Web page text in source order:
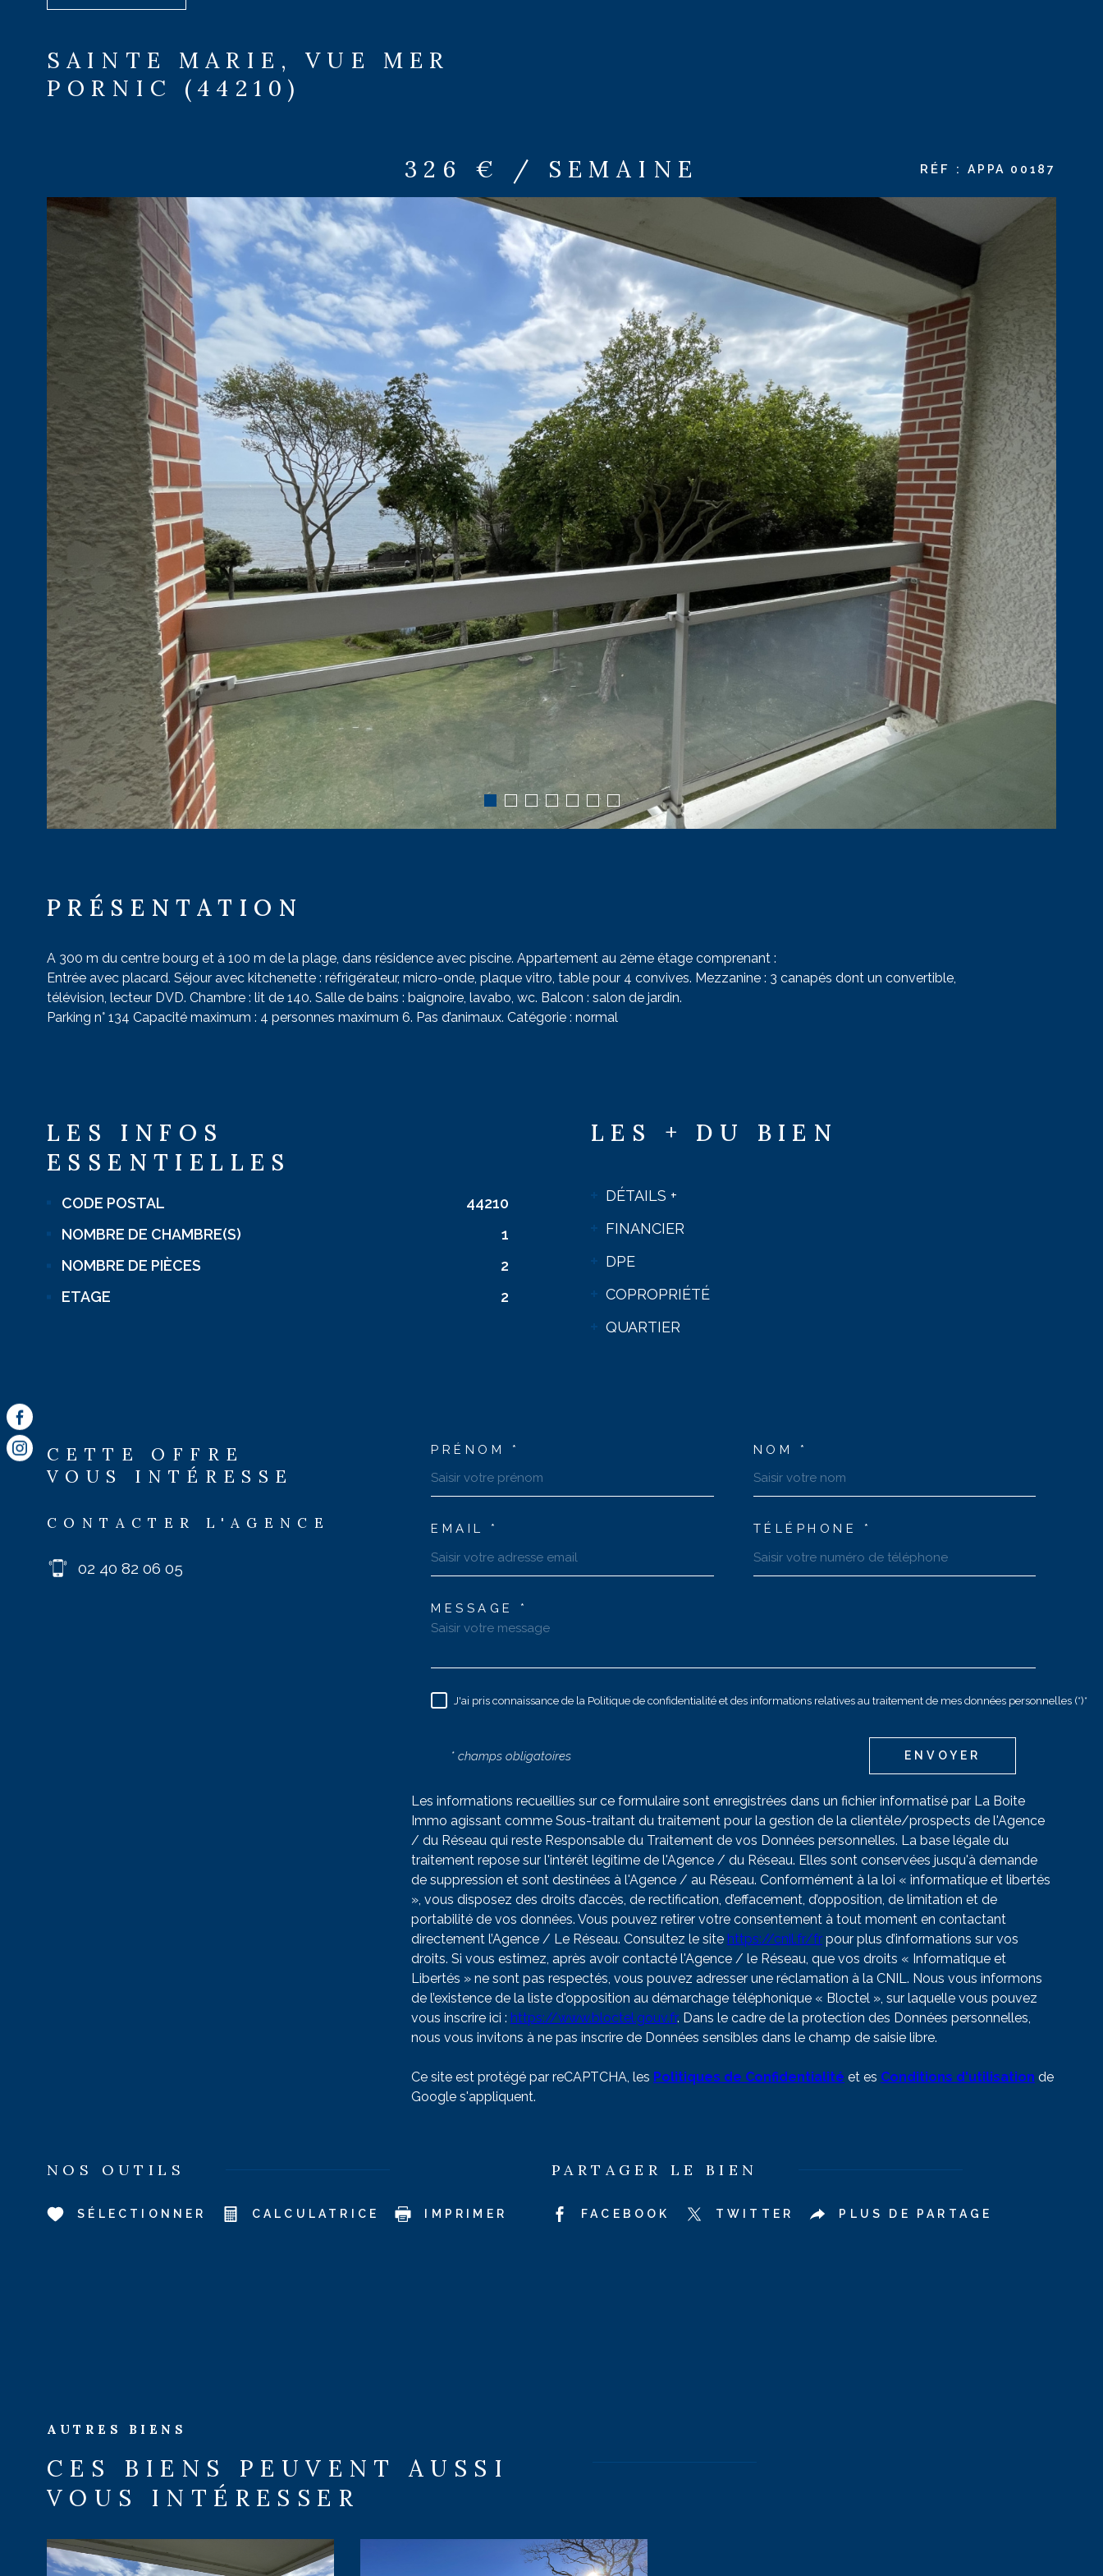
SAINTE MARIE, VUE MER
PORNIC (44210)
326 € / SEMAINE RÉF : APPA 00187
PRÉSENTATION
A 300 m du centre bourg et à 100 m de la plage, dans résidence avec piscine. Appartement au 2ème étage comprenant :
Entrée avec placard. Séjour avec kitchenette : réfrigérateur, micro-onde, plaque vitro, table pour 4 convives. Mezzanine : 3 canapés dont un convertible,
télévision, lecteur DVD. Chambre : lit de 140. Salle de bains : baignoire, lavabo, wc. Balcon : salon de jardin.
Parking n° 134 Capacité maximum : 4 personnes maximum 6. Pas d’animaux. Catégorie : normal
LES INFOS
ESSENTIELLES
Caractérisque Valeurs
CODE POSTAL
44210
NOMBRE DE CHAMBRE(S)
1
NOMBRE DE PIÈCES
2
ETAGE
2
LES + DU BIEN
DÉTAILS +
FINANCIER
DPE
COPROPRIÉTÉ
QUARTIER
CETTE OFFRE
VOUS INTÉRESSE
CONTACTER L'AGENCE
02 40 82 06 05
PRÉNOM * NOM *
EMAIL * TÉLÉPHONE *
MESSAGE *
J'ai pris connaissance de la Politique de confidentialité et des informations relatives au traitement de mes données personnelles (*)*
* champs obligatoires ENVOYER
Les informations recueillies sur ce formulaire sont enregistrées dans un fichier informatisé par La Boite
Immo agissant comme Sous-traitant du traitement pour la gestion de la clientèle/prospects de l'Agence
/ du Réseau qui reste Responsable du Traitement de vos Données personnelles. La base légale du
traitement repose sur l'intérêt légitime de l'Agence / du Réseau. Elles sont conservées jusqu'à demande
de suppression et sont destinées à l'Agence / au Réseau. Conformément à la loi « informatique et libertés
», vous disposez des droits d’accès, de rectification, d’effacement, d’opposition, de limitation et de
portabilité de vos données. Vous pouvez retirer votre consentement à tout moment en contactant
directement l’Agence / Le Réseau. Consultez le site https://cnil.fr/fr pour plus d’informations sur vos
droits. Si vous estimez, après avoir contacté l'Agence / le Réseau, que vos droits « Informatique et
Libertés » ne sont pas respectés, vous pouvez adresser une réclamation à la CNIL. Nous vous informons
de l’existence de la liste d'opposition au démarchage téléphonique « Bloctel », sur laquelle vous pouvez
vous inscrire ici : https://www.bloctel.gouv.fr. Dans le cadre de la protection des Données personnelles,
nous vous invitons à ne pas inscrire de Données sensibles dans le champ de saisie libre.
Ce site est protégé par reCAPTCHA, les Politiques de Confidentialité et es Conditions d'utilisation de
Google s'appliquent.
NOS OUTILS
SÉLECTIONNER CALCULATRICE IMPRIMER
PARTAGER LE BIEN
FACEBOOK TWITTER PLUS DE PARTAGE
AUTRES BIENS
CES BIENS PEUVENT AUSSI
VOUS INTÉRESSER